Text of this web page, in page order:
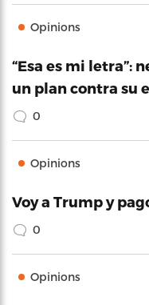
Opinions
“Esa es mi letra”:
un plan contra su
0
Opinions
Voy a Trump y
0
Opinions